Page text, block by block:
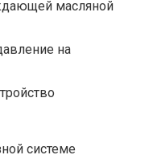
масляной
на
системе